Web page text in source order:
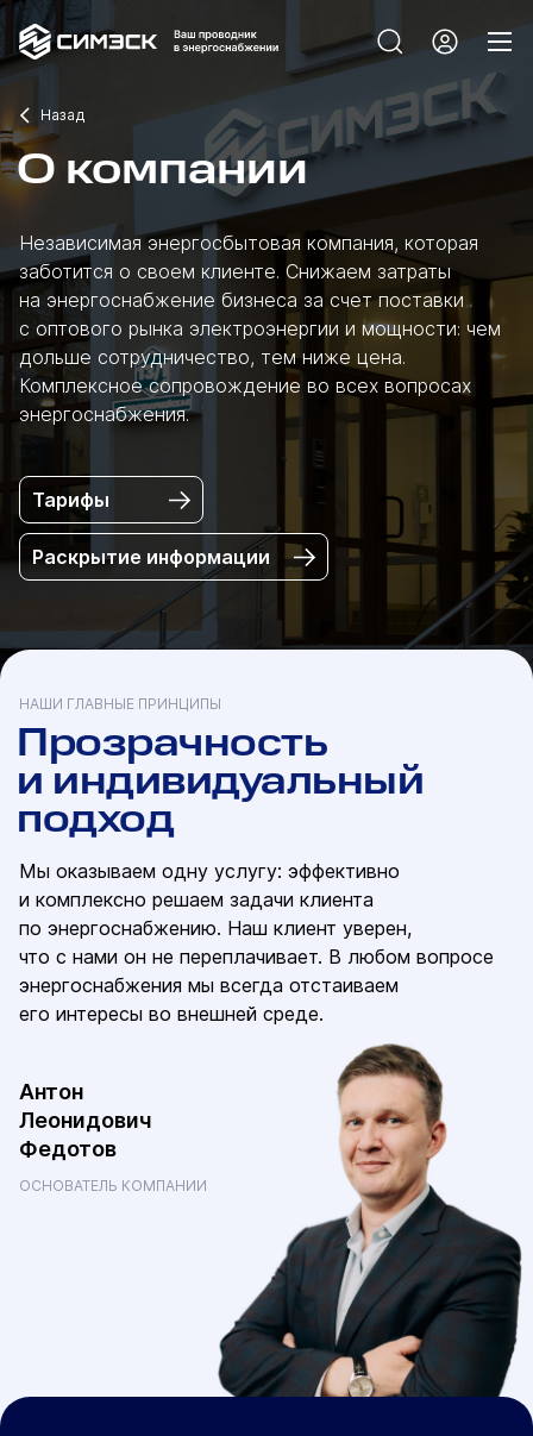
Назад
О компании
Независимая энергосбытовая компания, которая
заботится о своем клиенте. Снижаем затраты
на энергоснабжение бизнеса за счет поставки
с оптового рынка электроэнергии и мощности: чем
дольше сотрудничество, тем ниже цена.
Комплексное сопровождение во всех вопросах
энергоснабжения.
Тарифы
Раскрытие информации
НАШИ ГЛАВНЫЕ ПРИНЦИПЫ
Прозрачность
и индивидуальный
подход
Мы оказываем одну услугу: эффективно
и комплексно решаем задачи клиента
по энергоснабжению. Наш клиент уверен,
что с нами он не переплачивает. В любом вопросе
энергоснабжения мы всегда отстаиваем
его интересы во внешней среде.
Антон
Леонидович
Федотов
ОСНОВАТЕЛЬ КОМПАНИИ